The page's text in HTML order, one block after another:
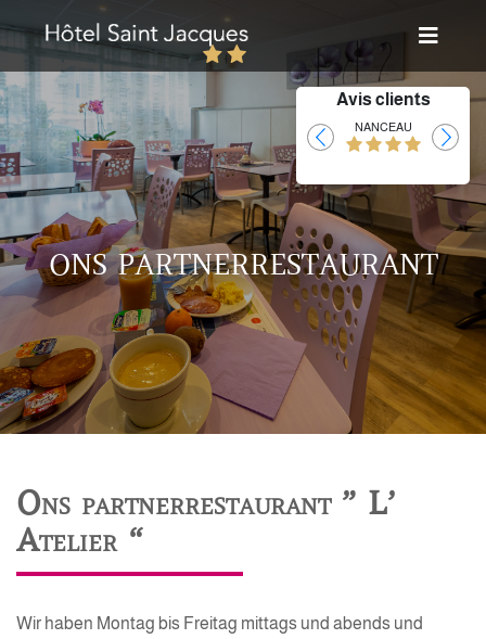
Avis clients
NANCEAU
ONS PARTNERRESTAURANT
Ons partnerrestaurant ” L’
Atelier “
Wir haben Montag bis Freitag mittags und abends und